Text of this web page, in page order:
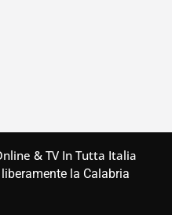
& TV In Tutta Italia
la Calabria